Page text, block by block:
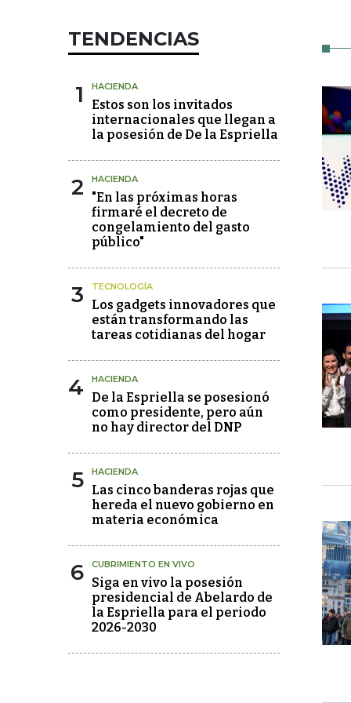
TENDENCIAS
1 HACIENDA
Estos son los invitados
internacionales que llegan a
la posesión de De la Espriella
2 HACIENDA
"En las próximas horas
firmaré el decreto de
congelamiento del gasto
público"
3 TECNOLOGÍA
Los gadgets innovadores que
están transformando las
tareas cotidianas del hogar
4 HACIENDA
De la Espriella se posesionó
como presidente, pero aún
no hay director del DNP
5 HACIENDA
Las cinco banderas rojas que
hereda el nuevo gobierno en
materia económica
6 CUBRIMIENTO EN VIVO
Siga en vivo la posesión
presidencial de Abelardo de
la Espriella para el periodo
2026-2030